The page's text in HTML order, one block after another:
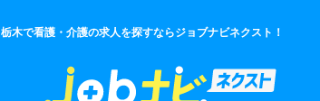
栃木で看護・介護の求人を探すならジョブナビネクスト！